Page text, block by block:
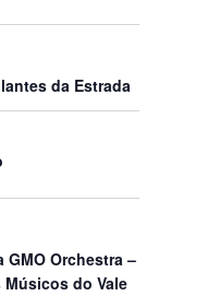
da Estrada
GMO Orchestra –
do Vale